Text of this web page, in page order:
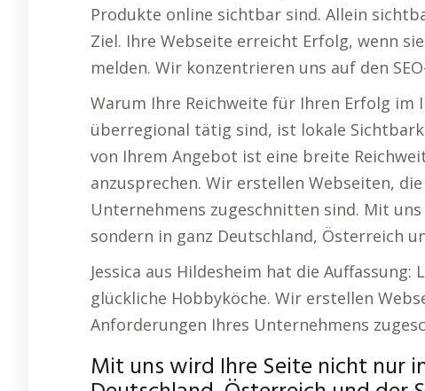
Produkte online sichtbar sind. Allein
Ziel. Ihre Webseite erreicht Erfolg, wenn
melden. Wir konzentrieren uns auf den
Warum Ihre Reichweite für Ihren Erfolg im
überregional tätig sind, ist lokale
von Ihrem Angebot ist eine breite
anzusprechen. Wir erstellen Webseiten,
Unternehmens zugeschnitten sind. Mit
sondern in ganz Deutschland, Österreich
Jessica aus Hildesheim hat die Auffassung:
glückliche Hobbyköche. Wir erstellen
Anforderungen Ihres Unternehmens
Mit uns wird Ihre Seite nicht nur